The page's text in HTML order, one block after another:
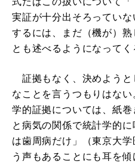
実証が十分出そろってい
するには、まだ（機が）
とも述べるようになってく
証拠もなく、決めようと
なことを言うつもりはな
学的証拠については、紙
と病気の関係で統計学的
は歯周病だけ」（東京大
う声もあることにも耳を